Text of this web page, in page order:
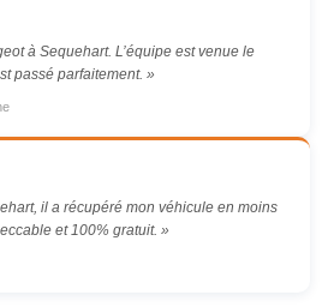
à Sequehart. L’équipe est venue le
passé parfaitement. »
il a récupéré mon véhicule en moins
et 100% gratuit. »